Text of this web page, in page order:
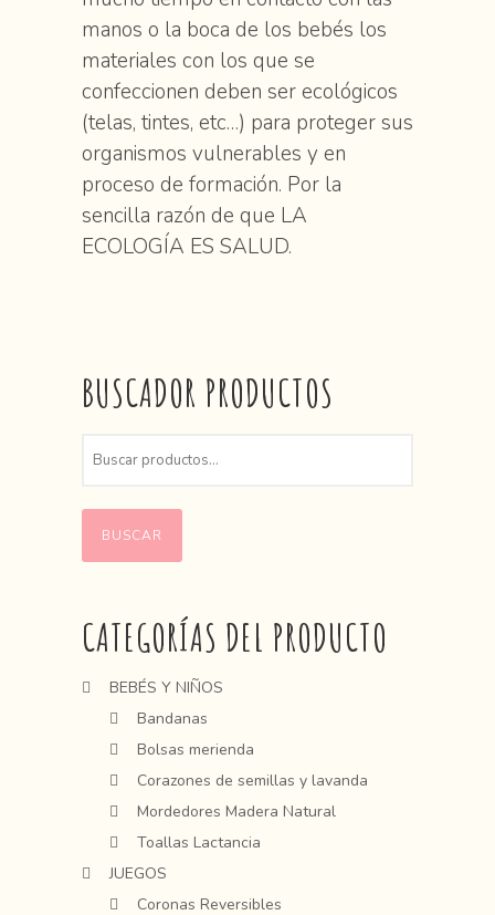
manos o la boca de los bebés los
materiales con los que se
confeccionen deben ser ecológicos
(telas, tintes, etc…) para proteger sus
organismos vulnerables y en
proceso de formación. Por la
sencilla razón de que LA
ECOLOGÍA ES SALUD.
BUSCADOR PRODUCTOS
BUSCAR
CATEGORÍAS DEL PRODUCTO
BEBÉS Y NIÑOS
Bandanas
Bolsas merienda
Corazones de semillas y lavanda
Mordedores Madera Natural
Toallas Lactancia
JUEGOS
Coronas Reversibles